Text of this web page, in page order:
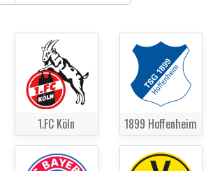
1.FC Köln 1899 Hoffenheim